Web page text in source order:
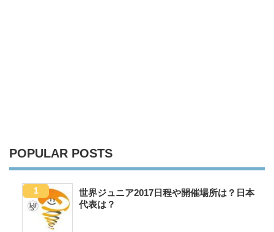
POPULAR POSTS
世界ジュニア2017日程や開催場所は？日本
代表は？